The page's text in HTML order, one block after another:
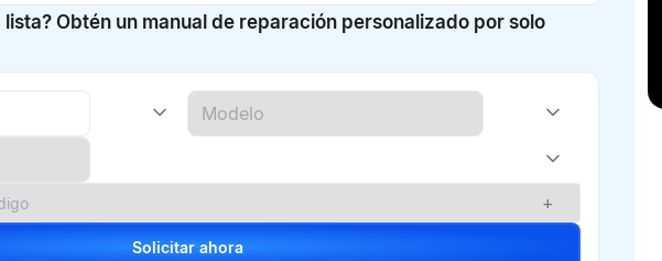
lista? Obtén un manual de reparación personalizado por solo
+
Solicitar ahora